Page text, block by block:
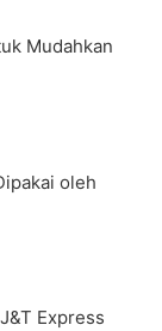
Mudahkan
oleh
Express